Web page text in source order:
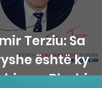
Terziu: Sa
është ky
nga Blushi